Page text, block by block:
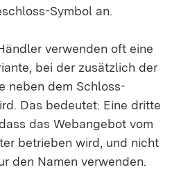
Symbol an.
verwenden oft eine
bei der zusätzlich der
neben dem Schloss-
Das bedeutet: Eine dritte
das Webangebot vom
betrieben wird, und nicht
den Namen verwenden.